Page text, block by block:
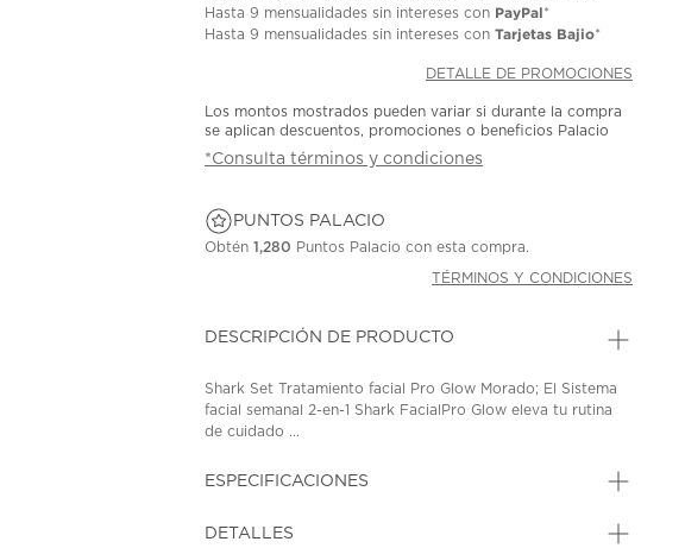
Hasta9 mensualidades sin intereses con PayPal*
Hasta9 mensualidades sin intereses conTarjetas Bajio*
DETALLE DE PROMOCIONES
Los montos mostrados pueden variar si durante la compra
se aplican descuentos, promociones o beneficios Palacio
*Consulta términos y condiciones
PUNTOS PALACIO
Obtén1,280 Puntos Palacio con esta compra.
TÉRMINOS Y CONDICIONES
DESCRIPCIÓN DE PRODUCTO
Shark Set Tratamiento facial Pro Glow Morado; El Sistema
facial semanal 2-en-1 Shark FacialPro Glow eleva tu rutina
de cuidado ...
ESPECIFICACIONES
DETALLES